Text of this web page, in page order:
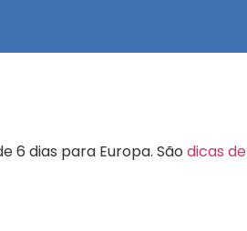
6 dias para Europa. São dicas